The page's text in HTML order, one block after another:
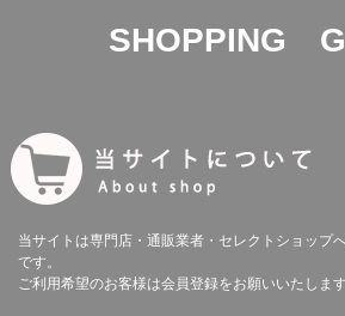
SHOPPING
当サイトは専門店・通販業者・セレクトショップ
です。
ご利用希望のお客様は会員登録をお願いいたします